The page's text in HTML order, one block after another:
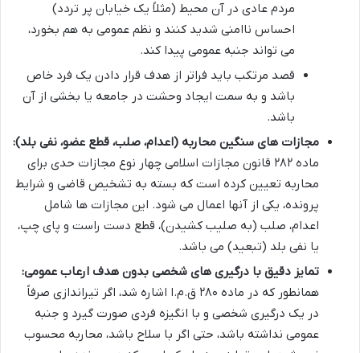
مردم عادی در آن محیط (مثلاً یک خیابان پر تردد)
احساس ناامنی شدید کنند و نظم عمومی به هم بخورد،
می تواند جنبه عمومی پیدا کند.
قصد مرتکب باید فراتر از هدف قرار دادن یک فرد خاص
باشد و به سمت ایجاد وحشت در جامعه یا بخشی از آن
باشد.
مجازات های سنگین محاربه (اعدام، صلب، قطع عضو، نفی بلد):
ماده ۲۸۲ قانون مجازات اسلامی چهار نوع مجازات حدی برای
محاربه تعیین کرده است که بسته به تشخیص قاضی و شرایط
پرونده، یکی از آنها اعمال می شود. این مجازات ها شامل
اعدام، صلب (به صلیب کشیدن)، قطع دست راست و پای چپ،
یا نفی بلد (تبعید) می باشد.
تمایز دقیق با درگیری های شخصی بدون هدف ارعاب عمومی:
همانطور که در ماده ۲۸۰ ق.م.ا اشاره شد، اگر تیراندازی صرفاً
در یک درگیری شخصی و با انگیزه فردی صورت گیرد و جنبه
عمومی نداشته باشد، حتی اگر با سلاح باشد، محاربه محسوب